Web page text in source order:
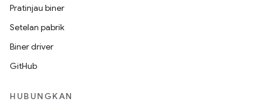
Pratinjau biner
Setelan pabrik
Biner driver
GitHub
HUBUNGKAN